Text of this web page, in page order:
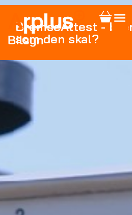
BremseAttest -
som den skal?